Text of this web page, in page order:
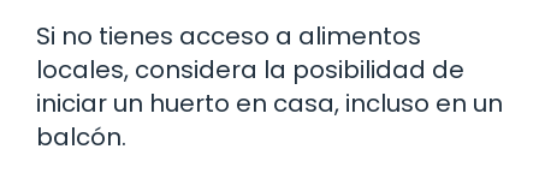
Si no tienes acceso a alimentos
locales, considera la posibilidad de
iniciar un huerto en casa, incluso en un
balcón.